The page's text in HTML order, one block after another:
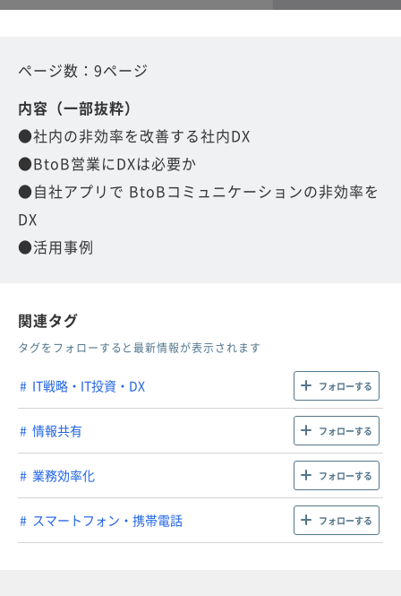
ページ数：9ページ
内容（一部抜粋）
●社内の非効率を改善する社内DX
●BtoB営業にDXは必要か
●自社アプリで BtoBコミュニケーションの非効率を
DX
●活用事例
関連タグ
タグをフォローすると最新情報が表示されます
IT戦略・IT投資・DX フォローする
情報共有 フォローする
業務効率化 フォローする
スマートフォン・携帯電話 フォローする